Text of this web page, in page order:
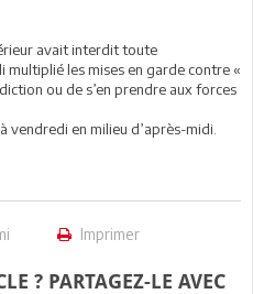
avait interdit toute
les mises en garde contre «
ou de s’en prendre aux forces
vendredi en milieu d’après-midi.
Imprimer
? PARTAGEZ-LE AVEC